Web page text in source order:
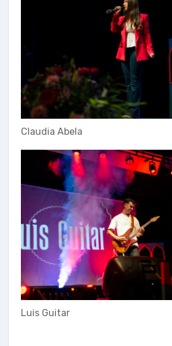
Claudia Abela
Luis Guitar